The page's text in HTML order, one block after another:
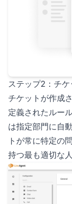
ステップ2：チ
チケットが作成
定義されたルー
は指定部門に自
トが常に特定の
持つ最も適切な